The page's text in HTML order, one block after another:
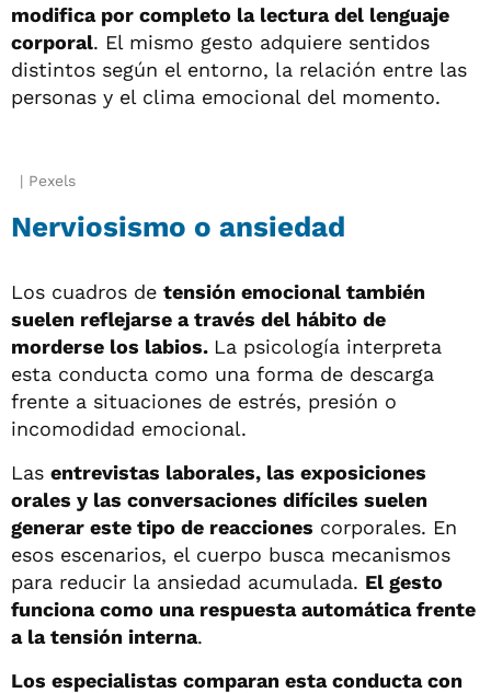
modifica por completo la lectura del lenguaje
corporal. El mismo gesto adquiere sentidos
distintos según el entorno, la relación entre las
personas y el clima emocional del momento.
Pexels
Nerviosismo o ansiedad
Los cuadros de tensión emocional también
suelen reflejarse a través del hábito de
morderse los labios. La psicología interpreta
esta conducta como una forma de descarga
frente a situaciones de estrés, presión o
incomodidad emocional.
Las entrevistas laborales, las exposiciones
orales y las conversaciones difíciles suelen
generar este tipo de reacciones corporales. En
esos escenarios, el cuerpo busca mecanismos
para reducir la ansiedad acumulada. El gesto
funciona como una respuesta automática frente
a la tensión interna.
Los especialistas comparan esta conducta con